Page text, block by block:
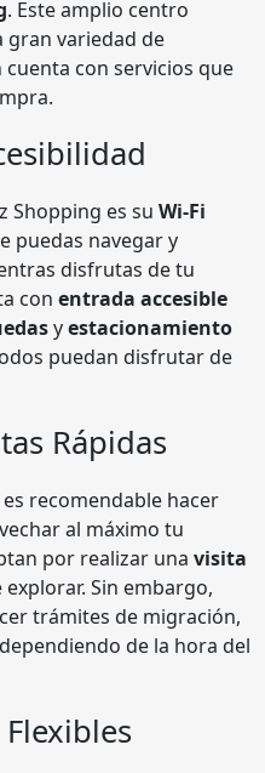
. Este amplio centro
gran variedad de
con servicios que
Shopping es su Wi-Fi
puedas navegar y
disfrutas de tu
con entrada accesible
yestacionamiento
puedan disfrutar de
Rápidas
recomendable hacer
al máximo tu
por realizar una visita
Sin embargo,
trámites de migración,
de la hora del